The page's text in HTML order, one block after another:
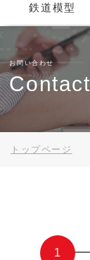
鉄道模型
お問い合わせ
Contact
トップページ